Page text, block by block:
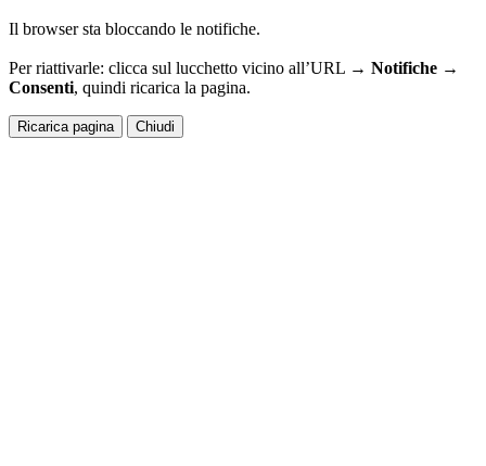
Il browser sta bloccando le notifiche.
Per riattivarle: clicca sul lucchetto vicino all’URL → Notifiche →
Consenti, quindi ricarica la pagina.
Ricarica pagina Chiudi